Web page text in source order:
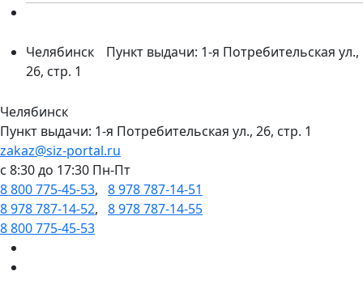
Челябинск
Пункт выдачи: 1-я Потребительская ул.,
26, стр. 1
Челябинск
Пункт выдачи: 1-я Потребительская ул., 26, стр. 1
zakaz@siz-portal.ru
c 8:30 до 17:30 Пн-Пт
8 800 775-45-53, 8 978 787-14-51
8 978 787-14-52, 8 978 787-14-55
8 800 775-45-53